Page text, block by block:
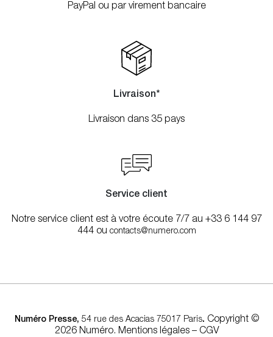
PayPal ou par virement bancaire
Livraison*
Livraison dans 35 pays
Service client
Notre service client est à votre écoute 7/7 au +33 6 144 97
444 ou contacts@numero.com
Numéro Presse, 54 rue des Acacias 75017 Paris. Copyright ©
2026 Numéro. Mentions légales– CGV